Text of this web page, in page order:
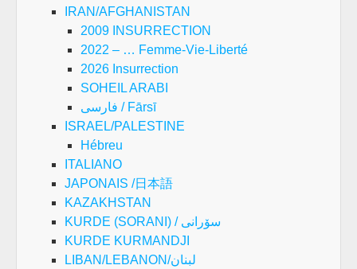
IRAN/AFGHANISTAN
2009 INSURRECTION
2022 – … Femme-Vie-Liberté
2026 Insurrection
SOHEIL ARABI
فارسی / Fārsī
ISRAEL/PALESTINE
Hébreu
ITALIANO
JAPONAIS /日本語
KAZAKHSTAN
KURDE (SORANI) / سۆرانی
KURDE KURMANDJI
LIBAN/LEBANON/لبنان